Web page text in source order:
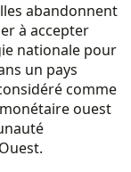
abandonnent
à accepter
nationale pour
un pays
comme
ouest